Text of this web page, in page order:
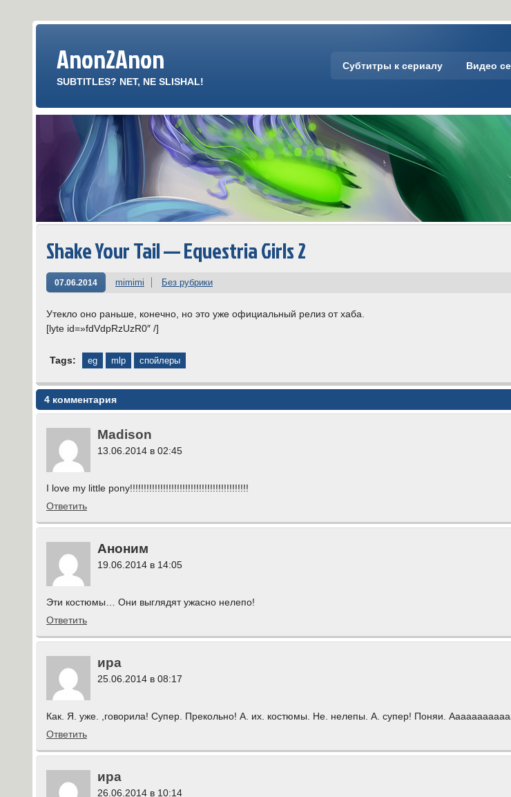
Anon2Anon
SUBTITLES? NET, NE SLISHAL!
Субтитры к сериалу Видео
Shake Your Tail — Equestria Girls 2
07.06.2014 mimimi Без рубрики
Утекло оно раньше, конечно, но это уже официальный релиз от хаба.
[lyte id=»fdVdpRzUzR0″ /]
Tags: eg mlp спойлеры
4 комментария
Madison
13.06.2014 в 02:45
I love my little pony!!!!!!!!!!!!!!!!!!!!!!!!!!!!!!!!!!!!!!!!!!!
Ответить
Аноним
19.06.2014 в 14:05
Эти костюмы… Они выглядят ужасно нелепо!
Ответить
ира
25.06.2014 в 08:17
Как. Я. уже. ,говорила! Супер. Прекольно! А. их. костюмы. Не. нелепы. А. супер! Поняи.
Ответить
ира
26.06.2014 в 10:14